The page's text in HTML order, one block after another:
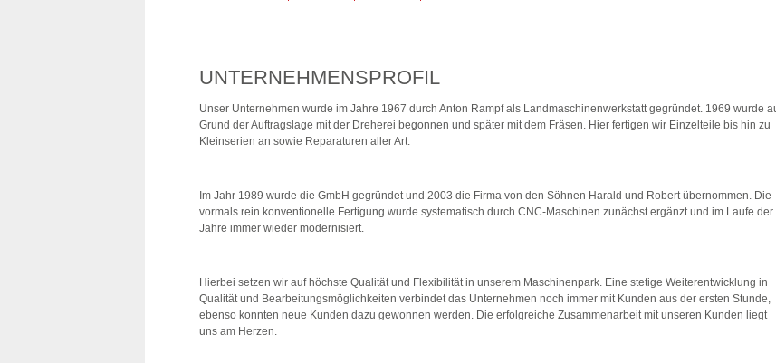
UNTERNEHMENSPROFIL
Unser Unternehmen wurde im Jahre 1967 durch Anton Rampf als Landmaschinenwerkstatt gegründet. 1969 wurde
Grund der Auftragslage mit der Dreherei begonnen und später mit dem Fräsen. Hier fertigen wir Einzelteile bis hin zu
Kleinserien an sowie Reparaturen aller Art.
Im Jahr 1989 wurde die GmbH gegründet und 2003 die Firma von den Söhnen Harald und Robert übernommen. Die
vormals rein konventionelle Fertigung wurde systematisch durch CNC-Maschinen zunächst ergänzt und im Laufe der
Jahre immer wieder modernisiert.
Hierbei setzen wir auf höchste Qualität und Flexibilität in unserem Maschinenpark. Eine stetige Weiterentwicklung in
Qualität und Bearbeitungsmöglichkeiten verbindet das Unternehmen noch immer mit Kunden aus der ersten Stunde,
ebenso konnten neue Kunden dazu gewonnen werden. Die erfolgreiche Zusammenarbeit mit unseren Kunden liegt
uns am Herzen.